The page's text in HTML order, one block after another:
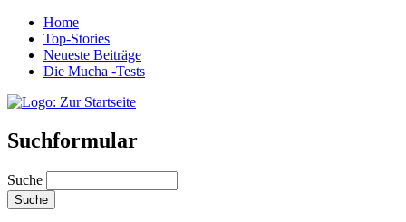
Home
Top-Stories
Neueste Beiträge
Die Mucha -Tests
Suchformular
Suche